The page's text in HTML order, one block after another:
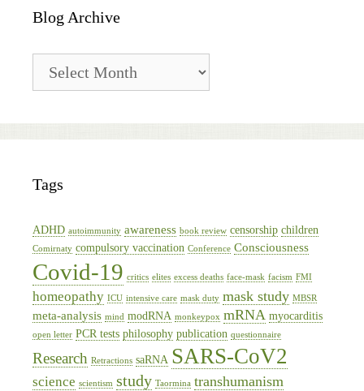
Blog Archive
Archive
Tags
ADHD autoimmunity awareness book review censorship children
Comirnaty compulsory vaccination Conference Consciousness
Covid-19 critics elites excess deaths face-mask facism FMI
homeopathy ICU intensive care mask duty mask study MBSR
meta-analysis mind modRNA monkeypox mRNA myocarditis
open letter PCR tests philosophy publication questionnaire
Research Retractions saRNA SARS-CoV2
science scientism study Taormina transhumanism